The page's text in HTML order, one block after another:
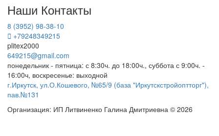
Наши Контакты
8 (3952) 98-38-10
+79248349215
plitex2000
649215@gmail.com
понедельник - пятница: с 8:30ч. до 18:00ч., суббота с 9:00ч. -
16:00ч, воскресенье: выходной
г.Иркутск, ул.О.Кошевого, №65/9 (база "Иркутскстройоптторг"),
пав.№131
Организация: ИП Литвиненко Галина Дмитриевна © 2026